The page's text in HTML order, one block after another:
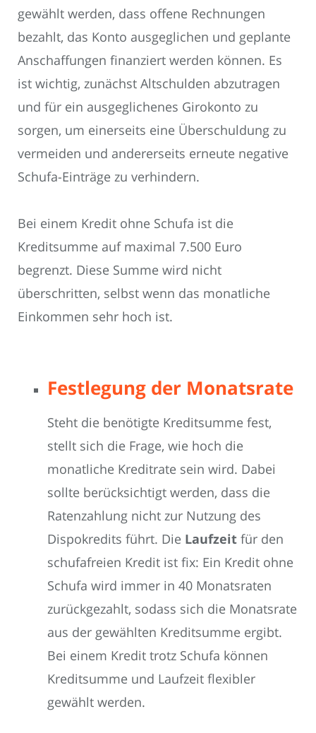
gewählt werden, dass offene Rechnungen
bezahlt, das Konto ausgeglichen und geplante
Anschaffungen finanziert werden können. Es
ist wichtig, zunächst Altschulden abzutragen
und für ein ausgeglichenes Girokonto zu
sorgen, um einerseits eine Überschuldung zu
vermeiden und andererseits erneute negative
Schufa-Einträge zu verhindern.
Bei einem Kredit ohne Schufa ist die
Kreditsumme auf maximal 7.500 Euro
begrenzt. Diese Summe wird nicht
überschritten, selbst wenn das monatliche
Einkommen sehr hoch ist.
Festlegung der Monatsrate
Steht die benötigte Kreditsumme fest,
stellt sich die Frage, wie hoch die
monatliche Kreditrate sein wird. Dabei
sollte berücksichtigt werden, dass die
Ratenzahlung nicht zur Nutzung des
Dispokredits führt. Die Laufzeit für den
schufafreien Kredit ist fix: Ein Kredit ohne
Schufa wird immer in 40 Monatsraten
zurückgezahlt, sodass sich die Monatsrate
aus der gewählten Kreditsumme ergibt.
Bei einem Kredit trotz Schufa können
Kreditsumme und Laufzeit flexibler
gewählt werden.